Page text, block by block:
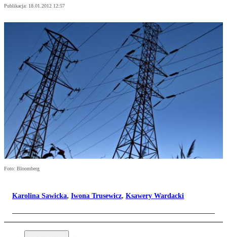
Publikacja: 18.01.2012 12:57
Foto: Bloomberg
Karolina Sawicka, Iwona Trusewicz, Ksawery Wardacki